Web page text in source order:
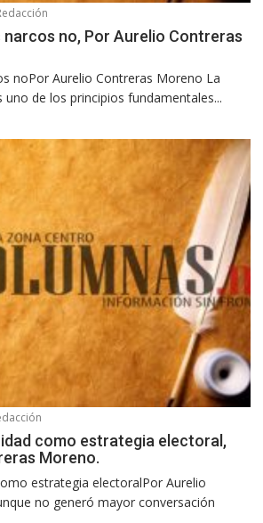
narcos no, Por Aurelio Contreras
noPor Aurelio Contreras Moreno La
uno de los principios fundamentales...
como estrategia electoral,
Moreno.
estrategia electoralPor Aurelio
no generó mayor conversación